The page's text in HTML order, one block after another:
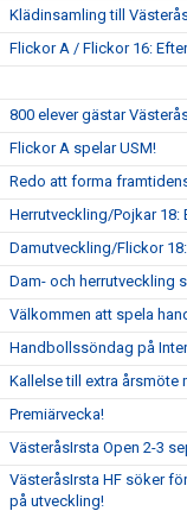
Klädinsamling till
Flickor A / Flickor 16:
800 elever gästar
Flickor A spelar USM!
Redo att forma
Herrutveckling/Pojkar 18:
Damutveckling/Flickor
Dam- och herrutveckling
Välkommen att spela
Handbollssöndag på
Kallelse till extra årsmöte
Premiärvecka!
VästeråsIrsta Open 2-3
VästeråsIrsta HF söker
på utveckling!